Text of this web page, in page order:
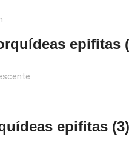
epifitas
epifitas (3)